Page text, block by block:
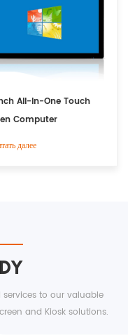
All-In-One Touch
Computer
далее
to our valuable
and Kiosk solutions.